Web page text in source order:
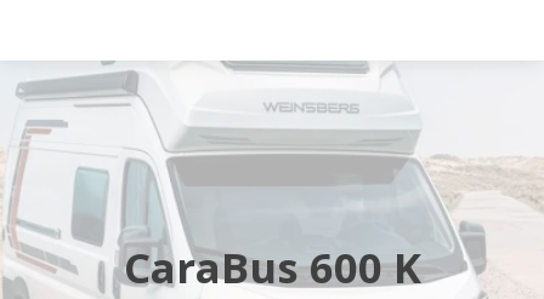
Husbilar
Husvagnar
CaraBus 600 K